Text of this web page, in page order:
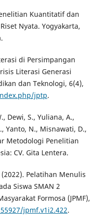
Kuantitatif dan
Nyata. Yogyakarta,
di Persimpangan
Literasi Generasi
dan Teknologi, 6(4),
jptp.
Dewi, S., Yuliana, A.,
Yanto, N., Misnawati, D.,
Metodologi Penelitian
CV. Gita Lentera.
Pelatihan Menulis
Siswa SMAN 2
Formosa (JPMF),
jpmf.v1i2.422.